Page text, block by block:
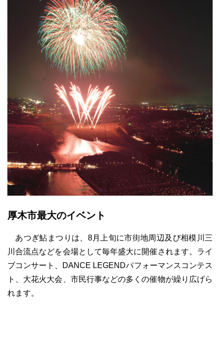
厚木市最大のイベント
あつぎ鮎まつりは、8月上旬に市街地周辺及び相模川三
川合流点などを会場として毎年盛大に開催されます。ライ
ブコンサート、DANCE LEGENDパフォーマンスコンテス
ト、大花火大会、市民行事などの多くの催物が繰り広げら
れます。